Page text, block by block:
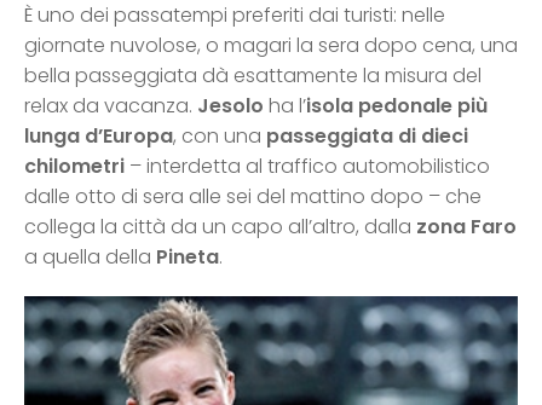
È uno dei passatempi preferiti dai turisti: nelle
giornate nuvolose, o magari la sera dopo cena, una
bella passeggiata dà esattamente la misura del
relax da vacanza. Jesolo ha l’isola pedonale più
lunga d’Europa, con una passeggiata di dieci
chilometri – interdetta al traffico automobilistico
dalle otto di sera alle sei del mattino dopo – che
collega la città da un capo all’altro, dalla zona Faro
a quella della Pineta.